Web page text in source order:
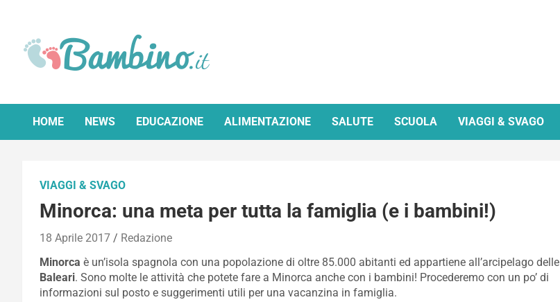
content
Bambino.it
HOME NEWS EDUCAZIONE ALIMENTAZIONE SALUTE SCUOLA VIAGGI & SVAGO
VIAGGI & SVAGO
Minorca: una meta per tutta la famiglia (e i bambini!)
18 Aprile 2017
Redazione
Minorca è un’isola spagnola con una popolazione di oltre 85.000 abitanti ed appartiene all’arcipelago delle
Baleari. Sono molte le attività che potete fare a Minorca anche con i bambini! Procederemo con un po’ di
informazioni sul posto e suggerimenti utili per una vacanzina in famiglia.